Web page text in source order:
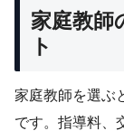
家庭教師
ト
家庭教師を選ぶ
です。指導料、